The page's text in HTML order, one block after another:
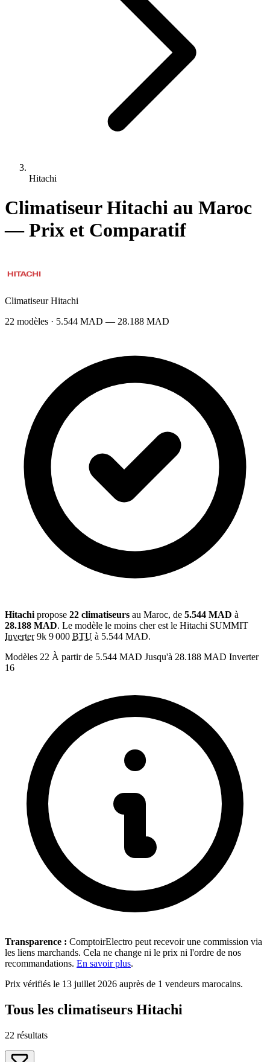
Hitachi
Climatiseur Hitachi au Maroc
— Prix et Comparatif
Climatiseur Hitachi
22 modèles · 5.544 MAD — 28.188 MAD
Hitachi propose 22 climatiseurs au Maroc, de 5.544 MAD à
28.188 MAD. Le modèle le moins cher est le Hitachi SUMMIT
Inverter9k 9 000 BTU à 5.544 MAD.
Modèles 22 À partir de 5.544 MAD Jusqu'à 28.188 MAD Inverter
16
Transparence : ComptoirElectro peut recevoir une commission via
les liens marchands. Cela ne change ni le prix ni l'ordre de nos
recommandations. En savoir plus.
Prix vérifiés le 13 juillet 2026 auprès de 1 vendeurs marocains.
Tous les climatiseurs Hitachi
22 résultats